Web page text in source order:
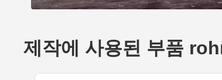
제작에 사용된 부품